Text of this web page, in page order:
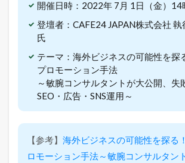
！
料
で
ッ
ト
シ
ョ
を
出
で
開催日時：2022年 7月 1日（金）14
登壇者：CAFE24 JAPAN株式会社 執
氏
テーマ：海外ビジネスの可能性を探
プロモーション手法
～敏腕コンサルタントが大公開、失
SEO・広告・SNS運用～
【参考】海外ビジネスの可能性を探る
ロモーション手法～敏腕コンサルタン